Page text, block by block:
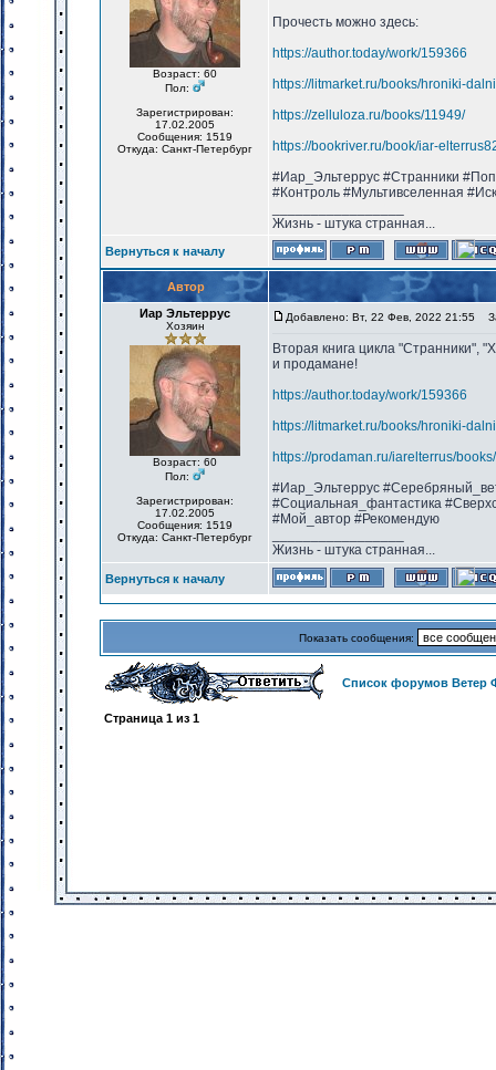
Возраст: 60
Пол:
Зарегистрирован:
17.02.2005
Сообщения: 1519
Откуда: Санкт-Петербург
Прочесть можно здесь:
https://author.today/work/159366
https://litmarket.ru/books/hroniki-
https://zelluloza.ru/books/11949/
https://bookriver.ru/book/iar-
#Иар_Эльтеррус #Странники
#Контроль #Мультивселенная
Жизнь - штука странная...
Вернуться к началу
Автор
Иар Эльтеррус
Хозяин
Возраст: 60
Пол:
Зарегистрирован:
17.02.2005
Сообщения: 1519
Откуда: Санкт-Петербург
Добавлено: Вт, 22 Фев, 2022 21:55
Вторая книга цикла "Странники",
и продамане!
https://author.today/work/159366
https://litmarket.ru/books/hroniki-
https://prodaman.ru/iarelterrus/
#Иар_Эльтеррус
#Социальная_фантастика
#Мой_автор #Рекомендую
Жизнь - штука странная...
Вернуться к началу
Показать сообщения:
Список форумов Ветер
Страница 1 из 1